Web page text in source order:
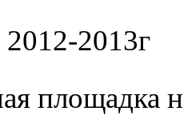
2013г